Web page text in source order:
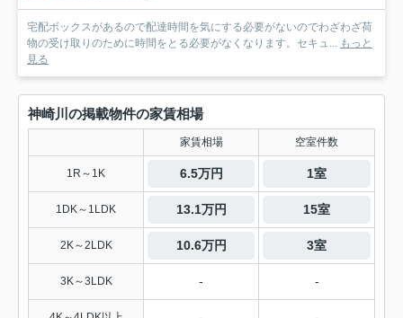
宅配ボックスがあるので配達時間を気にする必要がないのでわざわざ荷
物の受け取りのために時間をとる必要がなくなります。セキュ...
もっと
見る
神崎川の掲載物件の家賃相場
家賃相場 空室件数
1R～1K 6.5万円 1室
1DK～1LDK 13.1万円 15室
2K～2LDK 10.6万円 3室
3K～3LDK - -